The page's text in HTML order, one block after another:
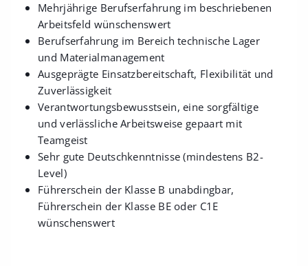
Mehrjährige Berufserfahrung im beschriebenen
Arbeitsfeld wünschenswert
Berufserfahrung im Bereich technische Lager
und Materialmanagement
Ausgeprägte Einsatzbereitschaft, Flexibilität und
Zuverlässigkeit
Verantwortungsbewusstsein, eine sorgfältige
und verlässliche Arbeitsweise gepaart mit
Teamgeist
Sehr gute Deutschkenntnisse (mindestens B2-
Level)
Führerschein der Klasse B unabdingbar,
Führerschein der Klasse BE oder C1E
wünschenswert